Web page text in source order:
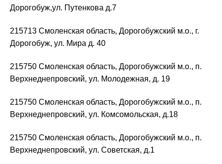
Дорогобуж,ул. Путенкова д.7
215713 Смоленская область, Дорогобужский м.о., г.
Дорогобуж, ул. Мира д. 40
215750 Смоленская область, Дорогобужский м.о., п.
Верхнеднепровский, ул. Молодежная, д. 19
215750 Смоленская область, Дорогобужский м.о., п.
Верхнеднепровский, ул. Комсомольская, д.18
215750 Смоленская область, Дорогобужский м.о., п.
Верхнеднепровский, ул. Советская, д.1